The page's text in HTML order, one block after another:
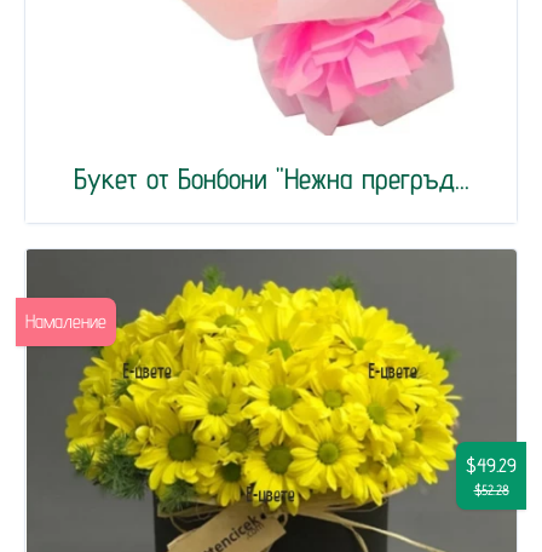
Букет от Бонбони "Нежна прегръд...
$49.29
$52.28
Намаление